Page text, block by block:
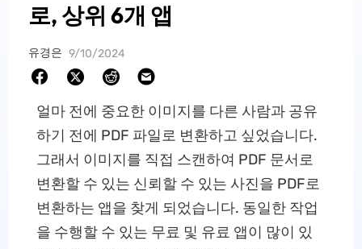
로, 상위 6개 앱
유경은 9/10/2024
얼마 전에 중요한 이미지를 다른 사람과 공유
하기 전에 PDF 파일로 변환하고 싶었습니다.
그래서 이미지를 직접 스캔하여 PDF 문서로
변환할 수 있는 신뢰할 수 있는 사진을 PDF로
변환하는 앱을 찾게 되었습니다. 동일한 작업
을 수행할 수 있는 무료 및 유료 앱이 많이 있